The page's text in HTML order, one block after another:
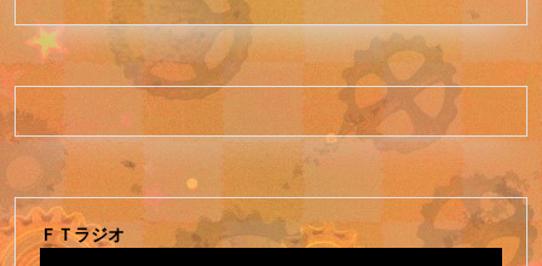
ＦＴラジオ